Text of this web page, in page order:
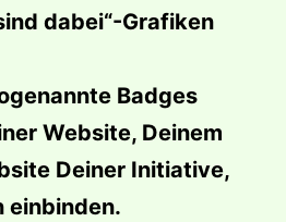
dabei“-Grafiken
Badges
Website, Deinem
Deiner Initiative,
einbinden.